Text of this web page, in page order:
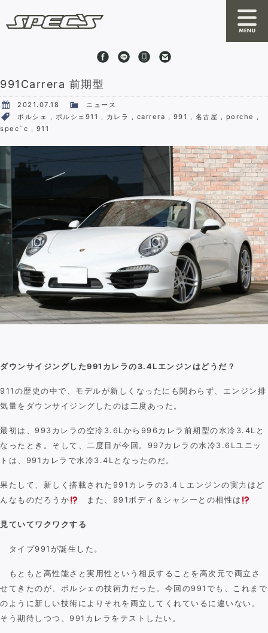
News
About SPEC'S
By S
RRC
Stock Cars
Shop Information
Contact
991Carrera 前期型
2021.07.18
ニュース
ポルシェ
ポルシェ911 カレラ carrera 991 名古屋 porche
spec`c
911
ダウンサイジングした991カレラの3.4Lエンジンはどうだ？
911の歴史の中で、モデルが新しくなったにも関わらず、エンジン排
気量をダウンサイジングしたのは二度あった。
最初は、993カレラの空冷3.6Lから996カレラ前期型の水冷3.4Lと
なったとき。そして、二度目が今回。997カレラの水冷3.6Lユニッ
トは、991カレラで水冷3.4Lとなったのだ。
果たして、新しく搭載された991カレラの3.4Ｌエンジンの実力はど
んなものだろうか
また、991ボディ＆シャシーとの相性は
見ていてワクワクする
タイプ991が誕生した。
もともと高性能さと実用性という相反することを高次元で両立さ
せてきたのが、ポルシェの技術力だった。今回の991でも、これまで
のように新しい技術によりそれを両立してくれているに違いない。
そう期待しつつ、991カレラをテストしたい。